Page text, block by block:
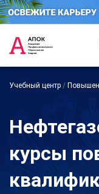
Учебный центр /
курсы